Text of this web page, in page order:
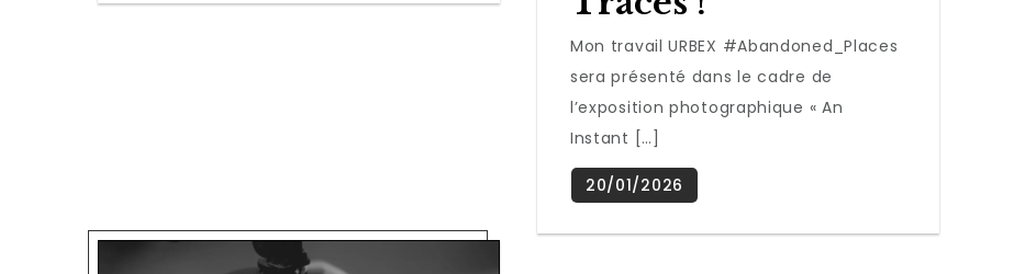
Mon travail URBEX #Abandoned_Places
sera présenté dans le cadre de
l’exposition photographique « An
Instant […]